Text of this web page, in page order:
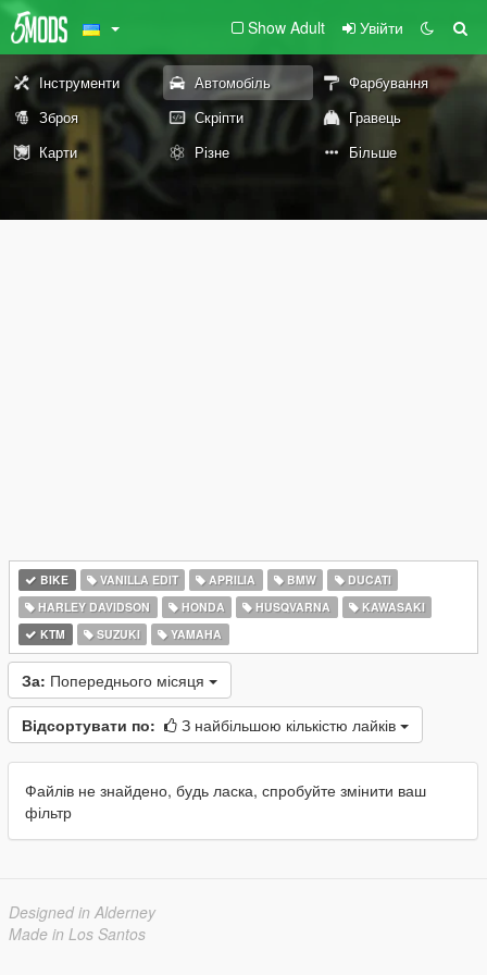
Show Adult Увійти
Інструменти Автомобіль
Фарбування
Зброя
Скріпти
Гравець
Карти
Різне Більше
BIKE VANILLA EDIT APRILIA BMW
DUCATI
HARLEY DAVIDSON
HONDA HUSQVARNA
KAWASAKI
KTM
SUZUKI YAMAHA
За: Попереднього місяця
Відсортувати по: З найбільшою кількістю лайків
Файлів не знайдено, будь ласка, спробуйте змінити ваш
фільтр
Designed in Alderney
Made in Los Santos